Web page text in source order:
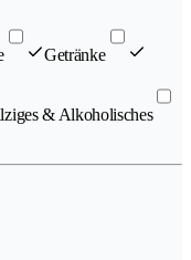
Getränke
& Alkoholisches